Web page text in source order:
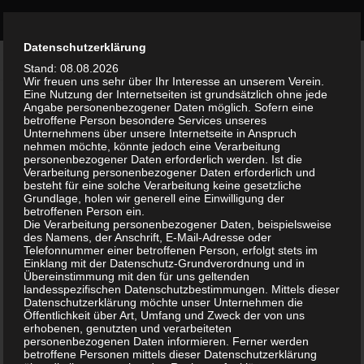
0
AKTUELLES/TERMINE 5. AUGUST 2019
Aktuell – Olvenstedter Sommerfest
2019 am 31.8. auf Olven 1
Werte MitbürgerInnen, werte Gäste! Das
diesjährige Sommerfest in Olvenstedt findet am
31.August 2019 von 13:00 bis 22:00Uhr auf
Marktplatz Olven1 statt. Veranstalter: GWA
„Neu-Olvenstedt“ und Bürgerinitiative
„Olvenstedt“ e.V. Auszüge aus dem Programm: Ab
13:00Uhr ...
Durch die weitere Nutzung der Seite stimmst du der Verwendung
Datenschutzerklärung
Stand: 08.08.2026
Wir freuen uns sehr über Ihr Interesse an unserem Verein.
Eine Nutzung der Internetseiten ist grundsätzlich ohne jede
Angabe personenbezogener Daten möglich. Sofern eine
betroffene Person besondere Services unseres
Unternehmens über unsere Internetseite in Anspruch
nehmen möchte, könnte jedoch eine Verarbeitung
personenbezogener Daten erforderlich werden. Ist die
Verarbeitung personenbezogener Daten erforderlich und
besteht für eine solche Verarbeitung keine gesetzliche
Grundlage, holen wir generell eine Einwilligung der
betroffenen Person ein.
Die Verarbeitung personenbezogener Daten, beispielsweise
des Namens, der Anschrift, E-Mail-Adresse oder
Telefonnummer einer betroffenen Person, erfolgt stets im
Einklang mit der Datenschutz-Grundverordnung und in
Übereinstimmung mit den für uns geltenden
landesspezifischen Datenschutzbestimmungen. Mittels dieser
Datenschutzerklärung möchte unser Unternehmen die
Öffentlichkeit über Art, Umfang und Zweck der von uns
erhobenen, genutzten und verarbeiteten
personenbezogenen Daten informieren. Ferner werden
betroffene Personen mittels dieser Datenschutzerklärung